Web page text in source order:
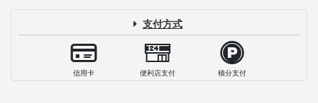
支付方式
信用卡 便利店支付 積分支付